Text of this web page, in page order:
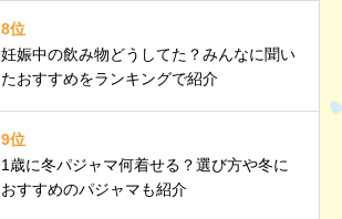
8位
妊娠中の飲み物どうしてた？みんなに聞い
たおすすめをランキングで紹介
9位
1歳に冬パジャマ何着せる？選び方や冬に
おすすめのパジャマも紹介